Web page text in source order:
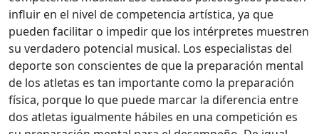
influir en el nivel de competencia artística, ya que
pueden facilitar o impedir que los intérpretes muestren
su verdadero potencial musical. Los especialistas del
deporte son conscientes de que la preparación mental
de los atletas es tan importante como la preparación
física, porque lo que puede marcar la diferencia entre
dos atletas igualmente hábiles en una competición es